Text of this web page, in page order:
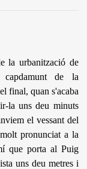
la urbanització de
de la
final, quan s'acaba
la uns deu minuts
el vessant del
pronunciat a la
que porta al Puig
uns deu metres i